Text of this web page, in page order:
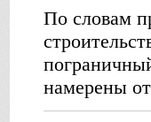
По словам
намерены